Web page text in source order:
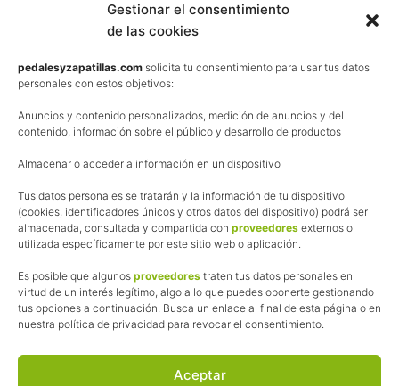
Gestionar el consentimiento
de las cookies
pedalesyzapatillas.com solicita tu consentimiento para usar tus datos
personales con estos objetivos:
Anuncios y contenido personalizados, medición de anuncios y del
contenido, información sobre el público y desarrollo de productos
Almacenar o acceder a información en un dispositivo
Tus datos personales se tratarán y la información de tu dispositivo
(cookies, identificadores únicos y otros datos del dispositivo) podrá ser
almacenada, consultada y compartida con proveedores externos o
utilizada específicamente por este sitio web o aplicación.
Es posible que algunos proveedores traten tus datos personales en
virtud de un interés legítimo, algo a lo que puedes oponerte gestionando
tus opciones a continuación. Busca un enlace al final de esta página o en
nuestra política de privacidad para revocar el consentimiento.
Aceptar
Términos y condiciones de venta
Política de privacidad
Política de cookies
Afiliación
La web de Pedalesyzapatillas utiliza programas de afiliación.
¿Qué significa esto?
Cuando recomiendo algún producto, pongo enlaces a tiendas
online que utilizo y, por cada compra que realizas, me llevo
una comisión sin que a ti te cueste más dinero.
Esas comisiones me permiten seguir manteniendo esta web,
las inscripciones a muchas de las marchas para después